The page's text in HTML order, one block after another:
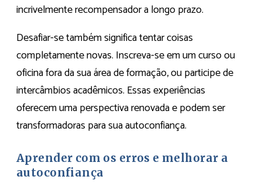
incrivelmente recompensador a longo prazo.
Desafiar-se também significa tentar coisas
completamente novas. Inscreva-se em um curso ou
oficina fora da sua área de formação, ou participe de
intercâmbios acadêmicos. Essas experiências
oferecem uma perspectiva renovada e podem ser
transformadoras para sua autoconfiança.
Aprender com os erros e melhorar a
autoconfiança